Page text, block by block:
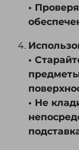
•
•
• Не